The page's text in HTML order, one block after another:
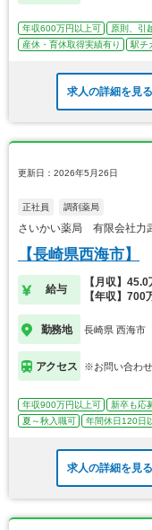
年収600万円以上可 原則、引
産休・育休取得実績有り
駅チ
求人の詳細を見る
更新日：2026年5月26日
正社員 調剤薬局
さいかい薬局 有限会社力
【長崎県西海市】
給与
【月収】
【年収】
勤務地 長崎県 西海市
アクセス ※お問い合わ
年収900万円以上可 新卒も応
夏～秋入職可
年間休日120日
求人の詳細を見る